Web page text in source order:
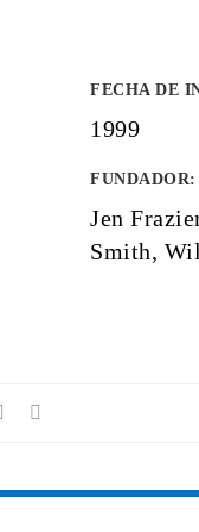
FECHA DE
1999
FUNDADOR:
Jen
Smith,